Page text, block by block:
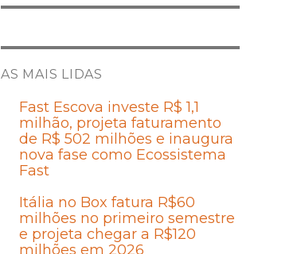
AS MAIS LIDAS
Fast Escova investe R$ 1,1
milhão, projeta faturamento
de R$ 502 milhões e inaugura
nova fase como Ecossistema
Fast
Itália no Box fatura R$60
milhões no primeiro semestre
e projeta chegar a R$120
milhões em 2026